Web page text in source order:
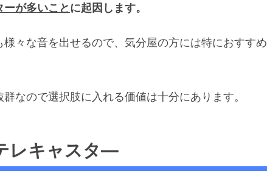
ーが多いことに起因します。
々な音を出せるので、気分屋の方には特におすすめ
なので選択肢に入れる価値は十分にあります。
レキャスタ―